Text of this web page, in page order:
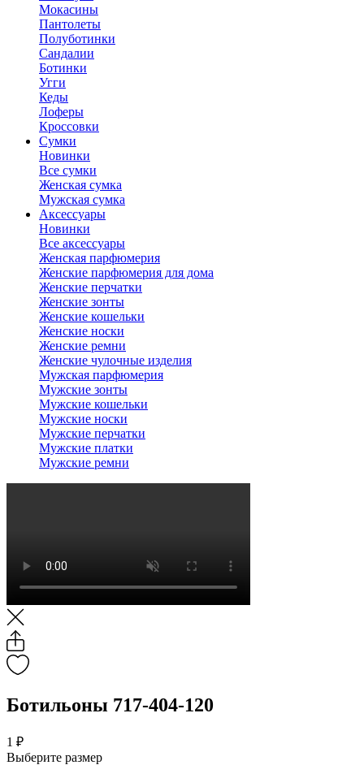
Мокасины
Пантолеты
Полуботинки
Сандалии
Ботинки
Угги
Кеды
Лоферы
Кроссовки
Сумки
Новинки
Все сумки
Женская сумка
Мужская сумка
Аксессуары
Новинки
Все аксессуары
Женская парфюмерия
Женские парфюмерия для дома
Женские перчатки
Женские зонты
Женские кошельки
Женские носки
Женские ремни
Женские чулочные изделия
Мужская парфюмерия
Мужские зонты
Мужские кошельки
Мужские носки
Мужские перчатки
Мужские платки
Мужские ремни
Ботильоны 717-404-120
1 ₽
Выберите размер